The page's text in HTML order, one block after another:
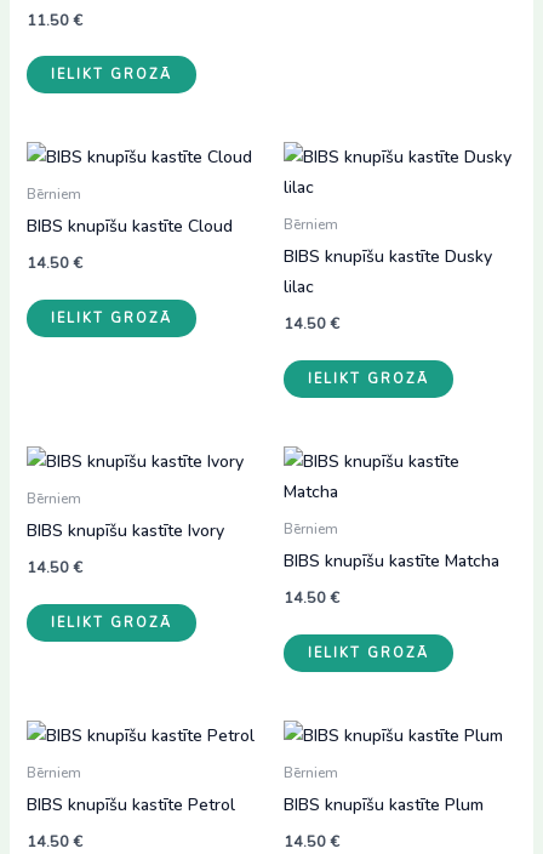
11.50€
IELIKT GROZĀ
Bērniem
BIBS knupīšu kastīte Cloud
14.50€
IELIKT GROZĀ
Bērniem
BIBS knupīšu kastīte Dusky
lilac
14.50€
IELIKT GROZĀ
Bērniem
BIBS knupīšu kastīte Ivory
14.50€
IELIKT GROZĀ
Bērniem
BIBS knupīšu kastīte Matcha
14.50€
IELIKT GROZĀ
Bērniem
BIBS knupīšu kastīte Petrol
14.50€
Bērniem
BIBS knupīšu kastīte Plum
14.50€